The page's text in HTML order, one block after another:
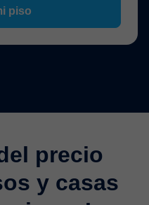
piso
precio
y casas